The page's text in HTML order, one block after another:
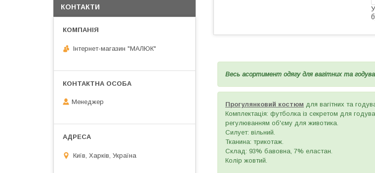
Весь асортимент одягу для вагітних та
Прогулянковий костюм для вагітних та
Комплектація: футболка із секретом для
регулюванням об'єму для животика.
Силует: вільний.
Тканина: трикотаж.
Склад: 93% бавовна, 7% еластан.
Колір жовтий.
КОНТАКТИ
Інтернет-магазин "МАЛЮК"
Менеджер
Київ, Харків, Україна